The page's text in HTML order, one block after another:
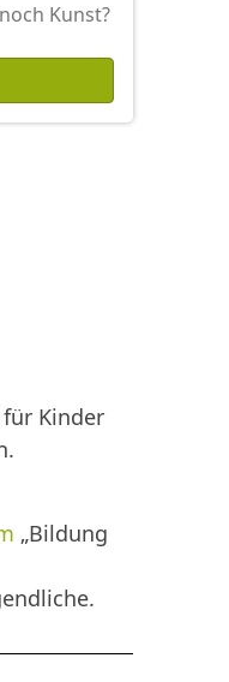
Kinder
„Bildung
Kunst?